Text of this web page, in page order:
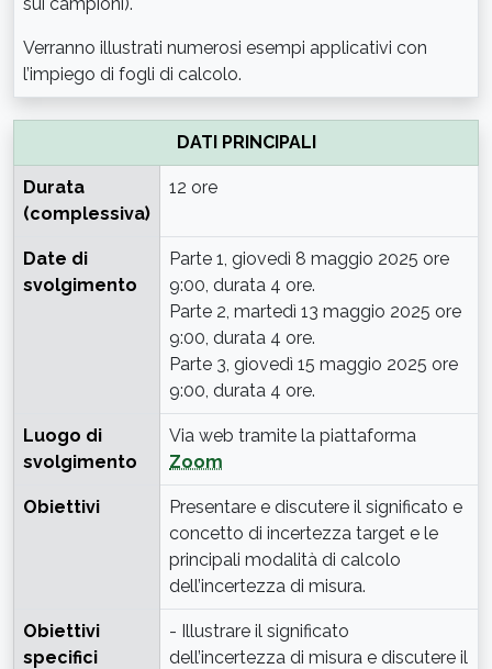
Verranno illustrati numerosi esempi applicativi con
l’impiego di fogli di calcolo.
DATI PRINCIPALI
Durata
(complessiva)
12 ore
Date di
svolgimento
Parte 1, giovedì 8 maggio 2025 ore
9:00, durata 4 ore.
Parte 2, martedì 13 maggio 2025 ore
9:00, durata 4 ore.
Parte 3, giovedì 15 maggio 2025 ore
9:00, durata 4 ore.
Luogo di
svolgimento
Via web tramite la piattaforma
Zoom
Obiettivi
Presentare e discutere il significato e
concetto di incertezza target e le
principali modalità di calcolo
dell’incertezza di misura.
Obiettivi
specifici
- Illustrare il significato
dell’incertezza di misura e discutere il